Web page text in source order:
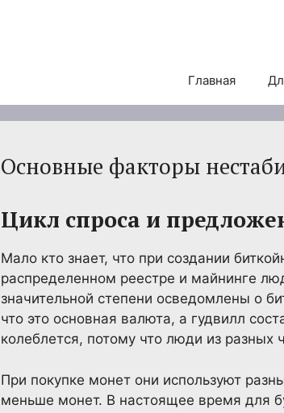
Главная
Основные факторы
Цикл спроса и
Мало кто знает, что при создании
распределенном реестре и майнинге
значительной степени осведомлены о
что это основная валюта, а гудвилл
колеблется, потому что люди из разных
При покупке монет они используют
меньше монет. В настоящее время для